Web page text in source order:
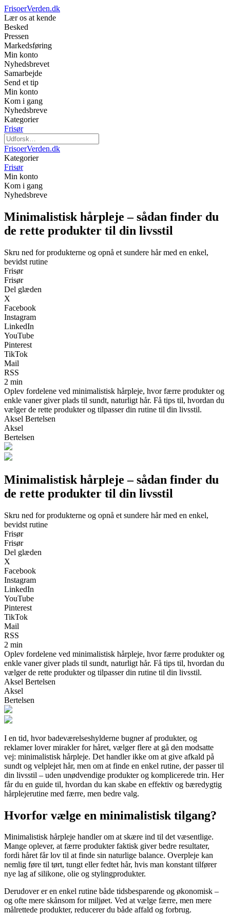
FrisoerVerden.dk
Lær os at kende
Besked
Pressen
Markedsføring
Min konto
Nyhedsbrevet
Samarbejde
Send et tip
Min konto
Kom i gang
Nyhedsbreve
Kategorier
Frisør
FrisoerVerden.dk
Kategorier
Frisør
Min konto
Kom i gang
Nyhedsbreve
Minimalistisk hårpleje – sådan finder du
de rette produkter til din livsstil
Skru ned for produkterne og opnå et sundere hår med en enkel,
bevidst rutine
Frisør
Frisør
Del glæden
X
Facebook
Instagram
LinkedIn
YouTube
Pinterest
TikTok
Mail
RSS
2 min
Oplev fordelene ved minimalistisk hårpleje, hvor færre produkter og
enkle vaner giver plads til sundt, naturligt hår. Få tips til, hvordan du
vælger de rette produkter og tilpasser din rutine til din livsstil.
Aksel Bertelsen
Aksel
Bertelsen
Minimalistisk hårpleje – sådan finder du
de rette produkter til din livsstil
Skru ned for produkterne og opnå et sundere hår med en enkel,
bevidst rutine
Frisør
Frisør
Del glæden
X
Facebook
Instagram
LinkedIn
YouTube
Pinterest
TikTok
Mail
RSS
2 min
Oplev fordelene ved minimalistisk hårpleje, hvor færre produkter og
enkle vaner giver plads til sundt, naturligt hår. Få tips til, hvordan du
vælger de rette produkter og tilpasser din rutine til din livsstil.
Aksel Bertelsen
Aksel
Bertelsen
I en tid, hvor badeværelseshylderne bugner af produkter, og
reklamer lover mirakler for håret, vælger flere at gå den modsatte
vej: minimalistisk hårpleje. Det handler ikke om at give afkald på
sundt og velplejet hår, men om at finde en enkel rutine, der passer til
din livsstil – uden unødvendige produkter og komplicerede trin. Her
får du en guide til, hvordan du kan skabe en effektiv og bæredygtig
hårplejerutine med færre, men bedre valg.
Hvorfor vælge en minimalistisk tilgang?
Minimalistisk hårpleje handler om at skære ind til det væsentlige.
Mange oplever, at færre produkter faktisk giver bedre resultater,
fordi håret får lov til at finde sin naturlige balance. Overpleje kan
nemlig føre til tørt, tungt eller fedtet hår, hvis man konstant tilfører
nye lag af silikone, olie og stylingprodukter.
Derudover er en enkel rutine både tidsbesparende og økonomisk –
og ofte mere skånsom for miljøet. Ved at vælge færre, men mere
målrettede produkter, reducerer du både affald og forbrug.